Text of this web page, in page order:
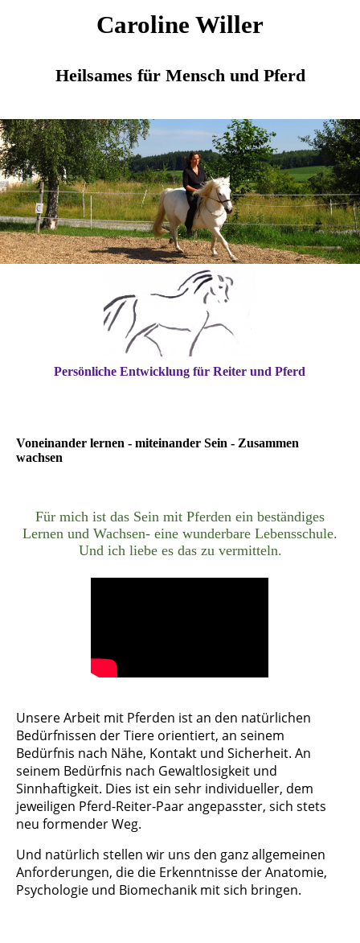
Caroline Willer
Heilsames für Mensch und Pferd
Persönliche Entwicklung für Reiter und Pferd
Voneinander lernen - miteinander Sein - Zusammen
wachsen
Für mich ist das Sein mit Pferden ein beständiges
Lernen und Wachsen- eine wunderbare Lebensschule.
Und ich liebe es das zu vermitteln.
Unsere Arbeit mit Pferden ist an den natürlichen
Bedürfnissen der Tiere orientiert, an seinem
Bedürfnis nach Nähe, Kontakt und Sicherheit. An
seinem Bedürfnis nach Gewaltlosigkeit und
Sinnhaftigkeit. Dies ist ein sehr individueller, dem
jeweiligen Pferd-Reiter-Paar angepasster, sich stets
neu formender Weg.
Und natürlich stellen wir uns den ganz allgemeinen
Anforderungen, die die Erkenntnisse der Anatomie,
Psychologie und Biomechanik mit sich bringen.